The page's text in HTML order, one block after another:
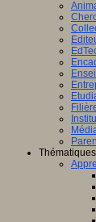
Thématiques